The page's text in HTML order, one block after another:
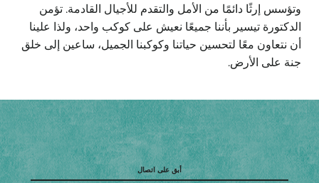
وتؤسس إرثًا دائمًا من الأمل والتقدم للأجيال القادمة. تؤمن
الدكتورة تيسير بأننا جميعًا نعيش على كوكب واحد، ولذا علينا
أن نتعاون معًا لتحسين حياتنا وكوكبنا الجميل، ساعين إلى خلق
جنة على الأرض.
أبق على اتصال